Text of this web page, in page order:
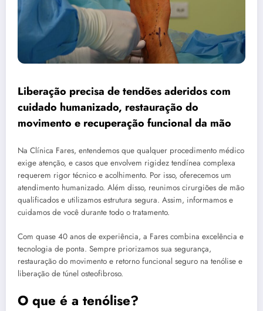
Liberação precisa de tendões aderidos com
cuidado humanizado, restauração do
movimento e recuperação funcional da mão
Na Clínica Fares, entendemos que qualquer procedimento médico
exige atenção, e casos que envolvem rigidez tendínea complexa
requerem rigor técnico e acolhimento. Por isso, oferecemos um
atendimento humanizado. Além disso, reunimos cirurgiões de mão
qualificados e utilizamos estrutura segura. Assim, informamos e
cuidamos de você durante todo o tratamento.
Com quase 40 anos de experiência, a Fares combina excelência e
tecnologia de ponta. Sempre priorizamos sua segurança,
restauração do movimento e retorno funcional seguro na tenólise e
liberação de túnel osteofibroso.
O que é a tenólise?